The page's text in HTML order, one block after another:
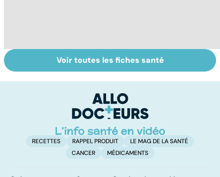
Violences
sexuelles :
Comment tenir
ses bonnes
Voir toutes les fiches santé
RECETTES RAPPEL PRODUIT
LE MAG DE LA SANTÉ
CANCER
MÉDICAMENTS